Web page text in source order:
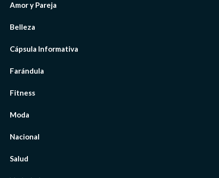
Amor y Pareja
Belleza
Cápsula Informativa
Farándula
Fitness
Moda
Nacional
Salud